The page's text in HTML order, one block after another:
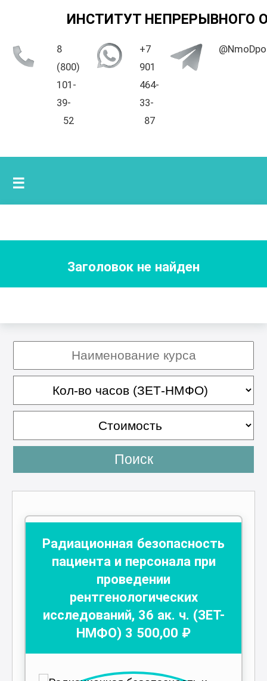
ИНСТИТУТ НЕПРЕРЫВНОГО
8
(800)
101-
39-
52
+7
901
464-
33-
87
☰
Заголовок не найден
Поиск
Радиационная безопасность
пациента и персонала при
проведении
рентгенологических
исследований, 36 ак. ч. (ЗЕТ-
НМФО) 3 500,00 ₽